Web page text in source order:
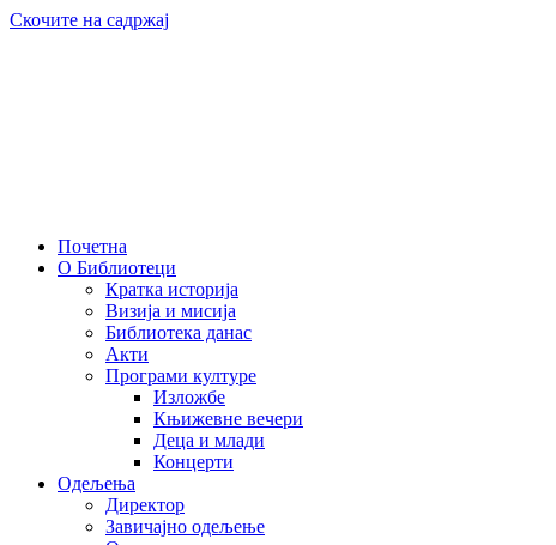
Скочите на садржај
Почетна
О Библиотеци
Кратка историја
Визија и мисија
Библиотека данас
Акти
Програми културе
Изложбе
Књижевне вечери
Деца и млади
Концерти
Одељења
Директор
Завичајно одељење